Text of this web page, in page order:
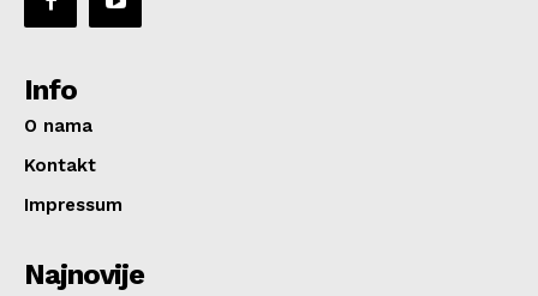
Info
O nama
Kontakt
Impressum
Najnovije